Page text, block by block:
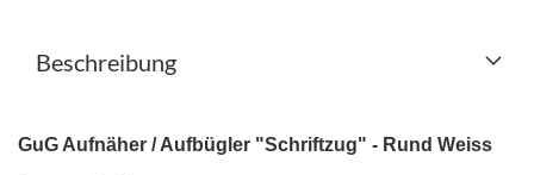
Beschreibung
GuG Aufnäher / Aufbügler "Schriftzug" - Rund Weiss